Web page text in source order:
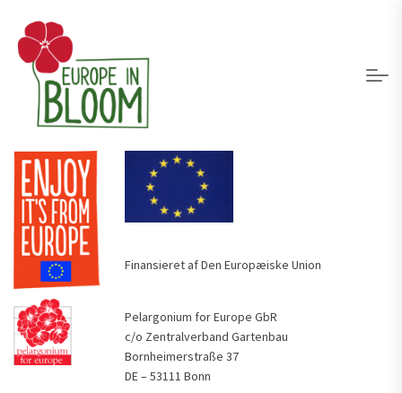
Finansieret af Den Europæiske Union
Pelargonium for Europe GbR
c/o Zentralverband Gartenbau
Bornheimerstraße 37
DE – 53111 Bonn